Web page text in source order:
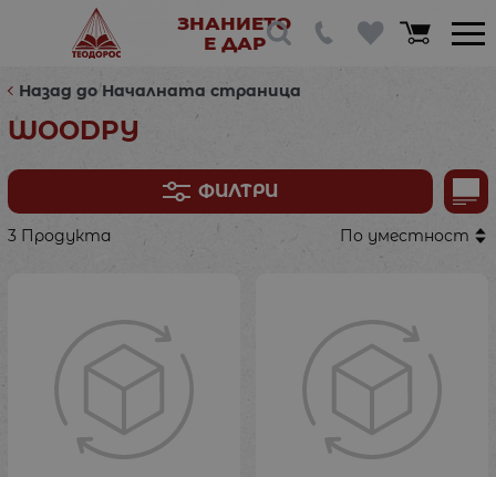
ЗНАНИЕТО
Е ДАР
Назад до Началната страница
WOODPY
ФИЛТРИ
3 Продукта По уместност